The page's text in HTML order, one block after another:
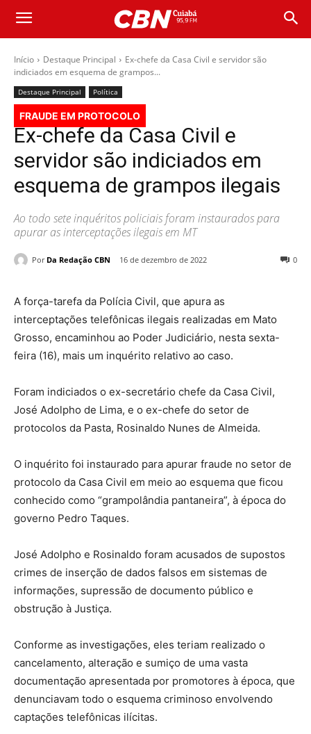
Início Destaque Principal
Ex-chefe da Casa Civil e servidor são
indiciados em esquema de grampos...
Destaque Principal Política
FRAUDE EM PROTOCOLO
Ex-chefe da Casa Civil e
servidor são indiciados em
esquema de grampos ilegais
Ao todo sete inquéritos policiais foram instaurados para
apurar as interceptações ilegais em MT
Por Da Redação CBN 16 de dezembro de 2022 0
A força-tarefa da Polícia Civil, que apura as
interceptações telefônicas ilegais realizadas em Mato
Grosso, encaminhou ao Poder Judiciário, nesta sexta-
feira (16), mais um inquérito relativo ao caso.
Foram indiciados o ex-secretário chefe da Casa Civil,
José Adolpho de Lima, e o ex-chefe do setor de
protocolos da Pasta, Rosinaldo Nunes de Almeida.
O inquérito foi instaurado para apurar fraude no setor de
protocolo da Casa Civil em meio ao esquema que ficou
conhecido como “grampolândia pantaneira”, à época do
governo Pedro Taques.
José Adolpho e Rosinaldo foram acusados de supostos
crimes de inserção de dados falsos em sistemas de
informações, supressão de documento público e
obstrução à Justiça.
Conforme as investigações, eles teriam realizado o
cancelamento, alteração e sumiço de uma vasta
documentação apresentada por promotores à época, que
denunciavam todo o esquema criminoso envolvendo
captações telefônicas ilícitas.